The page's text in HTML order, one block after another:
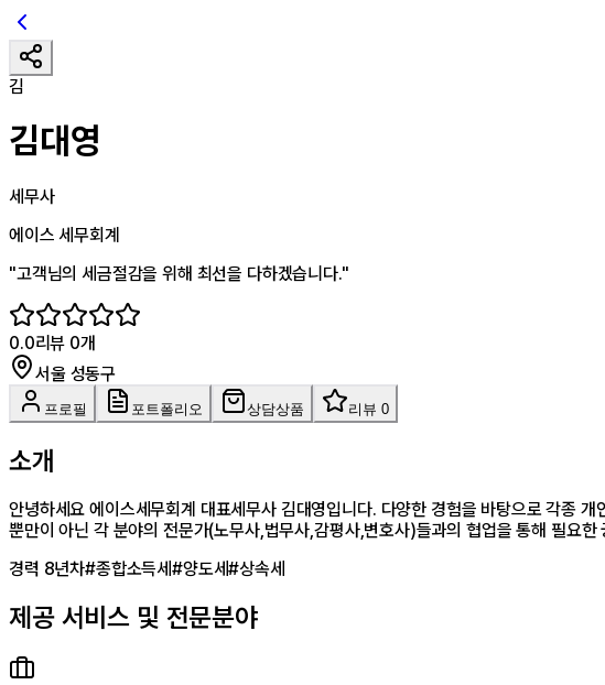
김
김대영
세무사
에이스 세무회계
"고객님의 세금절감을 위해 최선을 다하겠습니다."
0.0리뷰 0개
서울 성동구
프로필 포트폴리오 상담상품 리뷰 0
소개
안녕하세요 에이스세무회계 대표세무사 김대영입니다. 다양한 경험을 바탕으로 각종
뿐만이 아닌 각 분야의 전문가(노무사,법무사,감평사,변호사)들과의 협업을 통해 필요한
경력 8년차#종합소득세#양도세#상속세
제공 서비스 및 전문분야